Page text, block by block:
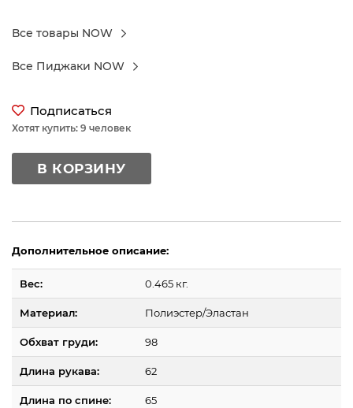
Все товары NOW
Все Пиджаки NOW
Подписаться
Хотят купить: 9 человек
В КОРЗИНУ
Дополнительное описание:
Вес: 0.465 кг.
Материал: Полиэстер/Эластан
Обхват груди: 98
Длина рукава: 62
Длина по спине: 65